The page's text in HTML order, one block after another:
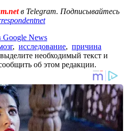
в Telegram. Подписывайтесь
Google News
, исследование, причина
необходимый текст и
об этом редакции.